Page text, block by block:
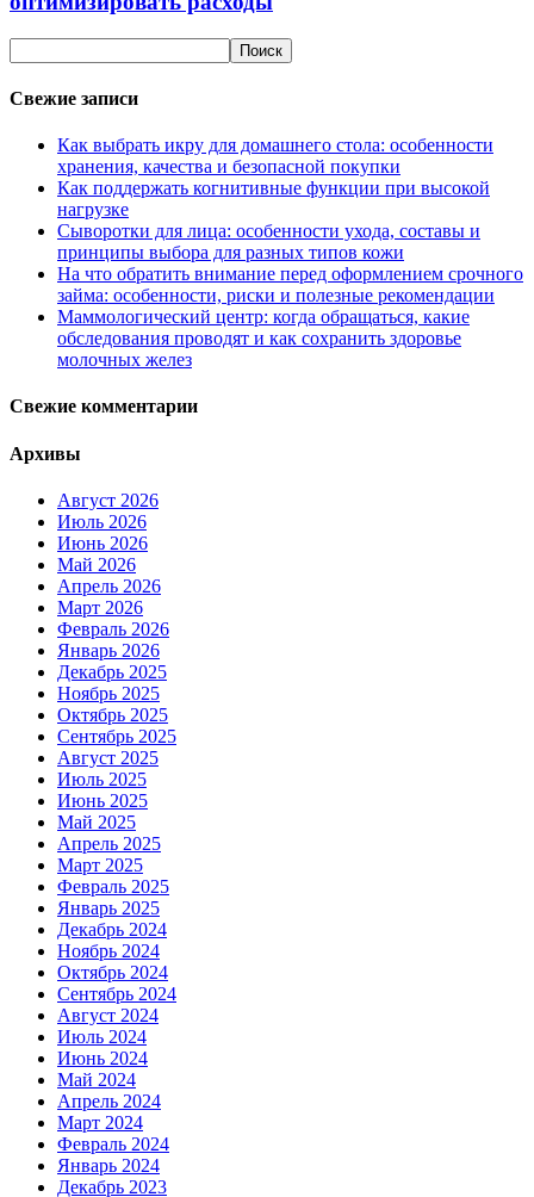
Свежие записи
Как выбрать икру для домашнего стола: особенности
хранения, качества и безопасной покупки
Как поддержать когнитивные функции при высокой
нагрузке
Сыворотки для лица: особенности ухода, составы и
принципы выбора для разных типов кожи
На что обратить внимание перед оформлением срочного
займа: особенности, риски и полезные рекомендации
Маммологический центр: когда обращаться, какие
обследования проводят и как сохранить здоровье
молочных желез
Свежие комментарии
Архивы
Август 2026
Июль 2026
Июнь 2026
Май 2026
Апрель 2026
Март 2026
Февраль 2026
Январь 2026
Декабрь 2025
Ноябрь 2025
Октябрь 2025
Сентябрь 2025
Август 2025
Июль 2025
Июнь 2025
Май 2025
Апрель 2025
Март 2025
Февраль 2025
Январь 2025
Декабрь 2024
Ноябрь 2024
Октябрь 2024
Сентябрь 2024
Август 2024
Июль 2024
Июнь 2024
Май 2024
Апрель 2024
Март 2024
Февраль 2024
Январь 2024
Декабрь 2023